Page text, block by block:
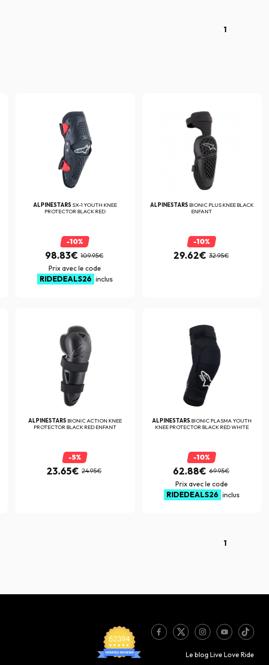
1
ALPINESTARS SX-1 YOUTH KNEE
PROTECTOR BLACK RED
-10%
98.83€ 109.95€
Prix avec le code
RIDEDEALS26 inclus
ALPINESTARS BIONIC PLUS KNEE BLACK
ENFANT
-10%
29.62€ 32.95€
ALPINESTARS BIONIC ACTION KNEE
PROTECTOR BLACK RED ENFANT
-5%
23.65€ 24.95€
ALPINESTARS BIONIC PLASMA YOUTH
KNEE PROTECTOR BLACK RED WHITE
-10%
62.88€ 69.95€
Prix avec le code
RIDEDEALS26 inclus
1
Le blog Live Love Ride